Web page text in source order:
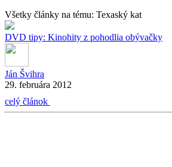
Všetky články na tému: Texaský kat
DVD tipy: Kinohity z pohodlia obývačky
Ján Švihra
29. februára 2012
celý článok